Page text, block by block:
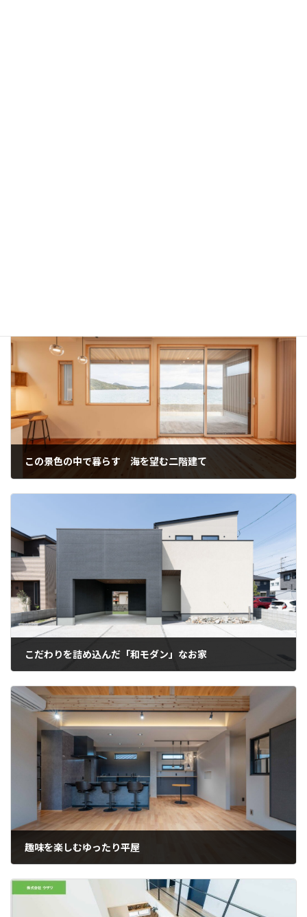
この景色の中で暮らす 海を望む二階建て
こだわりを詰め込んだ「和モダン」なお家
趣味を楽しむゆったり平屋